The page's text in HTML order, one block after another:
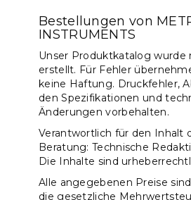
Bestellungen von
INSTRUMENTS
Unser Produktkatalog wurde
erstellt. Für Fehler
keine Haftung. Druckfehler,
den Spezifikationen und
Änderungen vorbehalten.
Verantwortlich für den Inhalt
Beratung: Technische
Die Inhalte sind
Alle angegebenen Preise
die gesetzliche